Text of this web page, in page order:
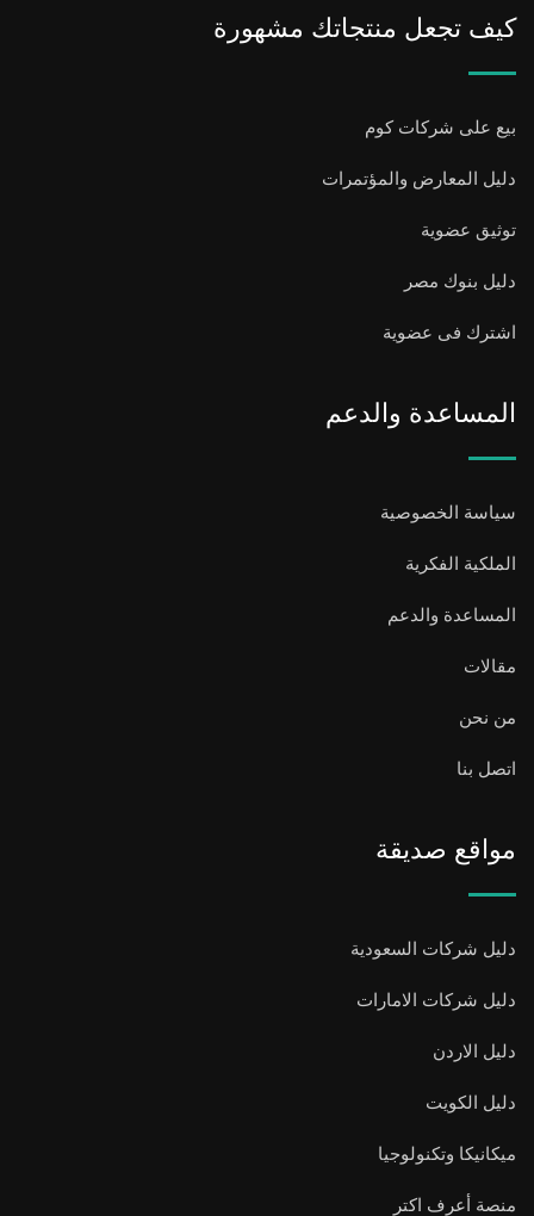
كيف تجعل منتجاتك مشهورة
بيع على شركات كوم
دليل المعارض والمؤتمرات
توثيق عضوية
دليل بنوك مصر
اشترك فى عضوية
المساعدة والدعم
سياسة الخصوصية
الملكية الفكرية
المساعدة والدعم
مقالات
من نحن
اتصل بنا
مواقع صديقة
دليل شركات السعودية
دليل شركات الامارات
دليل الاردن
دليل الكويت
ميكانيكا وتكنولوجيا
منصة أعرف اكتر